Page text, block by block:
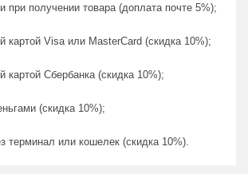
при получении товара (доплата почте 5%);
картой Visa или MasterCard (скидка 10%);
картой Сбербанка (скидка 10%);
(скидка 10%);
терминал или кошелек (скидка 10%).